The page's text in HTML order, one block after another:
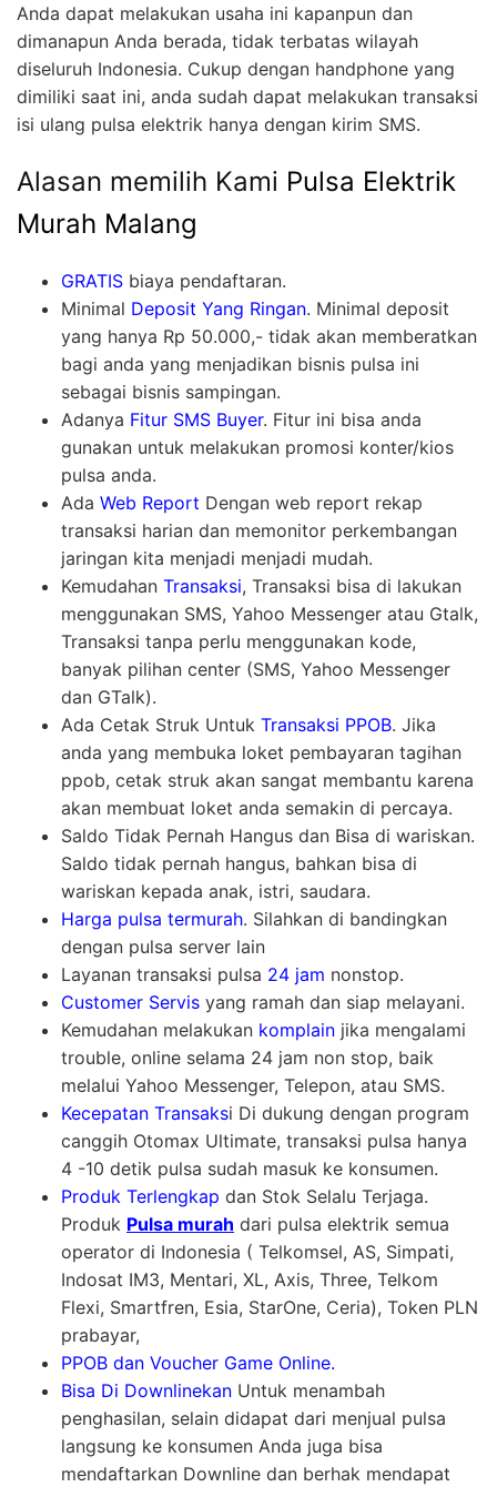
Anda dapat melakukan usaha ini kapanpun dan
dimanapun Anda berada, tidak terbatas wilayah
diseluruh Indonesia. Cukup dengan handphone yang
dimiliki saat ini, anda sudah dapat melakukan transaksi
isi ulang pulsa elektrik hanya dengan kirim SMS.
Alasan memilih Kami Pulsa Elektrik
Murah Malang
GRATIS biaya pendaftaran.
Minimal Deposit Yang Ringan. Minimal deposit
yang hanya Rp 50.000,- tidak akan memberatkan
bagi anda yang menjadikan bisnis pulsa ini
sebagai bisnis sampingan.
Adanya Fitur SMS Buyer. Fitur ini bisa anda
gunakan untuk melakukan promosi konter/kios
pulsa anda.
Ada Web Report Dengan web report rekap
transaksi harian dan memonitor perkembangan
jaringan kita menjadi menjadi mudah.
Kemudahan Transaksi, Transaksi bisa di lakukan
menggunakan SMS, Yahoo Messenger atau Gtalk,
Transaksi tanpa perlu menggunakan kode,
banyak pilihan center (SMS, Yahoo Messenger
dan GTalk).
Ada Cetak Struk Untuk Transaksi PPOB. Jika
anda yang membuka loket pembayaran tagihan
ppob, cetak struk akan sangat membantu karena
akan membuat loket anda semakin di percaya.
Saldo Tidak Pernah Hangus dan Bisa di wariskan.
Saldo tidak pernah hangus, bahkan bisa di
wariskan kepada anak, istri, saudara.
Harga pulsa termurah. Silahkan di bandingkan
dengan pulsa server lain
Layanan transaksi pulsa 24 jam nonstop.
Customer Servis yang ramah dan siap melayani.
Kemudahan melakukan komplain jika mengalami
trouble, online selama 24 jam non stop, baik
melalui Yahoo Messenger, Telepon, atau SMS.
Kecepatan Transaksi Di dukung dengan program
canggih Otomax Ultimate, transaksi pulsa hanya
4 -10 detik pulsa sudah masuk ke konsumen.
Produk Terlengkap dan Stok Selalu Terjaga.
Produk Pulsa murah dari pulsa elektrik semua
operator di Indonesia ( Telkomsel, AS, Simpati,
Indosat IM3, Mentari, XL, Axis, Three, Telkom
Flexi, Smartfren, Esia, StarOne, Ceria), Token PLN
prabayar,
PPOB dan Voucher Game Online.
Bisa Di Downlinekan Untuk menambah
penghasilan, selain didapat dari menjual pulsa
langsung ke konsumen Anda juga bisa
mendaftarkan Downline dan berhak mendapat